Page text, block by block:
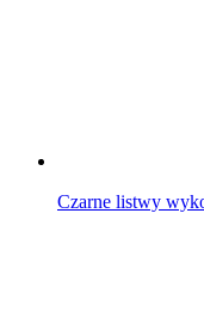
Czarne listwy